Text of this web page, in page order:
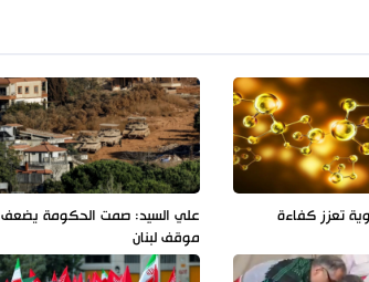
تعزز كفاءة
علي السيد: صمت الحكومة يضعف
موقف لبنان